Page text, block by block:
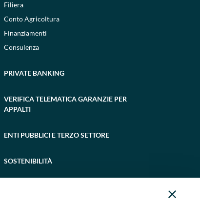
Filiera
Conto Agricoltura
Finanziamenti
Consulenza
PRIVATE BANKING
VERIFICA TELEMATICA GARANZIE PER
APPALTI
ENTI PUBBLICI E TERZO SETTORE
SOSTENIBILITÀ